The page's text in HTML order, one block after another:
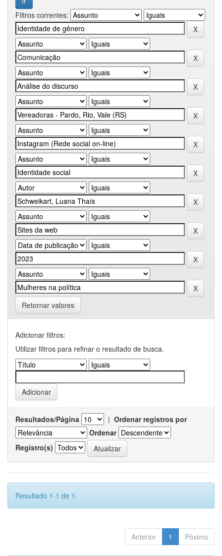
Filtros correntes:
Retornar valores
Adicionar filtros:
Utilizar filtros para refinar o resultado de busca.
Resultados/Página | Ordenar registros por
Ordenar
Registro(s)
Resultado 1-1 de 1.
Anterior 1 Póximo